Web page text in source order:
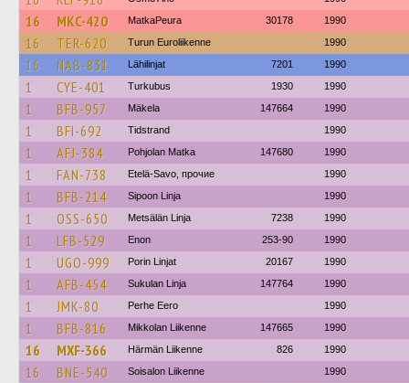
16 MKC-420 MatkaPeura 30178 1990
16 TER-620 Turun Euroliikenne 1990
16 NAB-831 Lähilinjat 7201 1990
1 CYE-401 Turkubus 1930 1990
1 BFB-957 Mäkela 147664 1990
1 BFI-692 Tidstrand 1990
1 AFJ-384 Pohjolan Matka 147680 1990
1 FAN-738 Etelä-Savo, прочие 1990
1 BFB-214 Sipoon Linja 1990
1 OSS-650 Metsälän Linja 7238 1990
1 LFB-529 Enon 253-90 1990
1 UGO-999 Porin Linjat 20167 1990
1 AFB-454 Sukulan Linja 147764 1990
1 JMK-80 Perhe Eero 1990
1 BFB-816 Mikkolan Liikenne 147665 1990
16 MXF-366 Härmän Liikenne 826 1990
16 BNE-540 Soisalon Liikenne 1990